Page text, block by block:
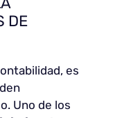
DE
es
Uno de los